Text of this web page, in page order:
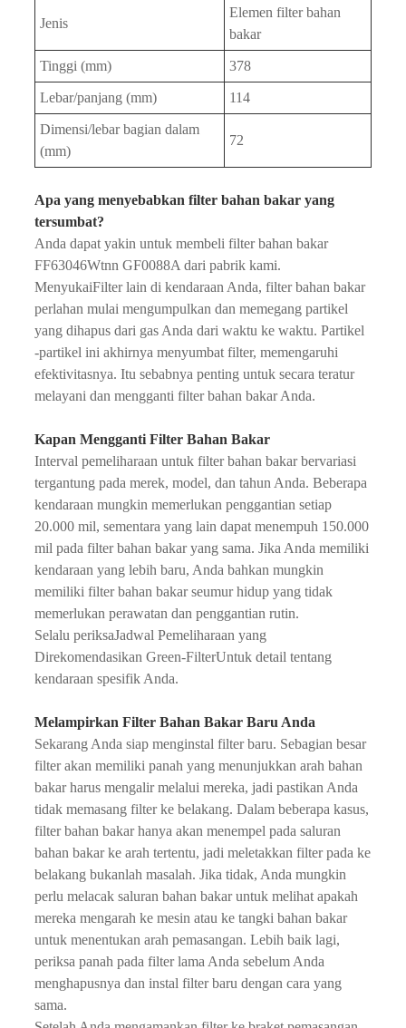
Jenis
Elemen filter bahan
bakar
Tinggi (mm) 378
Lebar/panjang (mm) 114
Dimensi/lebar bagian dalam
(mm)
72
Apa yang menyebabkan filter bahan bakar yang
tersumbat?
Anda dapat yakin untuk membeli filter bahan bakar
FF63046Wtnn GF0088A dari pabrik kami.
MenyukaiFilter lain di kendaraan Anda, filter bahan bakar
perlahan mulai mengumpulkan dan memegang partikel
yang dihapus dari gas Anda dari waktu ke waktu. Partikel
-partikel ini akhirnya menyumbat filter, memengaruhi
efektivitasnya. Itu sebabnya penting untuk secara teratur
melayani dan mengganti filter bahan bakar Anda.
Kapan Mengganti Filter Bahan Bakar
Interval pemeliharaan untuk filter bahan bakar bervariasi
tergantung pada merek, model, dan tahun Anda. Beberapa
kendaraan mungkin memerlukan penggantian setiap
20.000 mil, sementara yang lain dapat menempuh 150.000
mil pada filter bahan bakar yang sama. Jika Anda memiliki
kendaraan yang lebih baru, Anda bahkan mungkin
memiliki filter bahan bakar seumur hidup yang tidak
memerlukan perawatan dan penggantian rutin.
Selalu periksaJadwal Pemeliharaan yang
Direkomendasikan Green-FilterUntuk detail tentang
kendaraan spesifik Anda.
Melampirkan Filter Bahan Bakar Baru Anda
Sekarang Anda siap menginstal filter baru. Sebagian besar
filter akan memiliki panah yang menunjukkan arah bahan
bakar harus mengalir melalui mereka, jadi pastikan Anda
tidak memasang filter ke belakang. Dalam beberapa kasus,
filter bahan bakar hanya akan menempel pada saluran
bahan bakar ke arah tertentu, jadi meletakkan filter pada ke
belakang bukanlah masalah. Jika tidak, Anda mungkin
perlu melacak saluran bahan bakar untuk melihat apakah
mereka mengarah ke mesin atau ke tangki bahan bakar
untuk menentukan arah pemasangan. Lebih baik lagi,
periksa panah pada filter lama Anda sebelum Anda
menghapusnya dan instal filter baru dengan cara yang
sama.